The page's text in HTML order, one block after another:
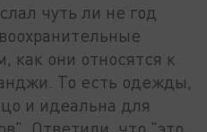
чуть ли не год
как они относятся к
То есть одежды,
и идеальна для
Ответили, что "это